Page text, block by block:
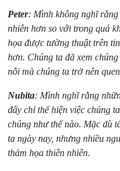
Peter: Mình không nghĩ
nhiên hơn so với trong quá
họa được tường thuật trên
hơn. Chúng ta đã xem
nỗi mà chúng ta trở nên
Nubita: Mình nghĩ rằng
đây chỉ thể hiện việc chúng
chúng như thế nào. Mặc dù
ta ngày nay, nhưng nhiều
thảm họa thiên nhiên.